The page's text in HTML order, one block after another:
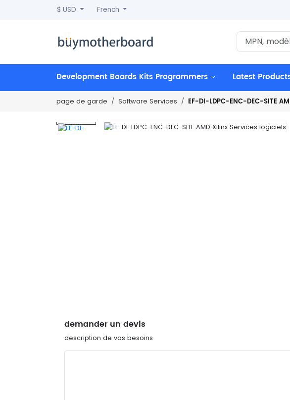
$ USD French
Development Boards Kits Programmers Latest
page de garde Software Services EF-DI-LDPC-ENC-DEC-SITE
demander un devis
description de vos besoins